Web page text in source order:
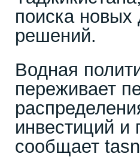
поиска новых
решений.
Водная
переживает
инвестиций и
сообщает